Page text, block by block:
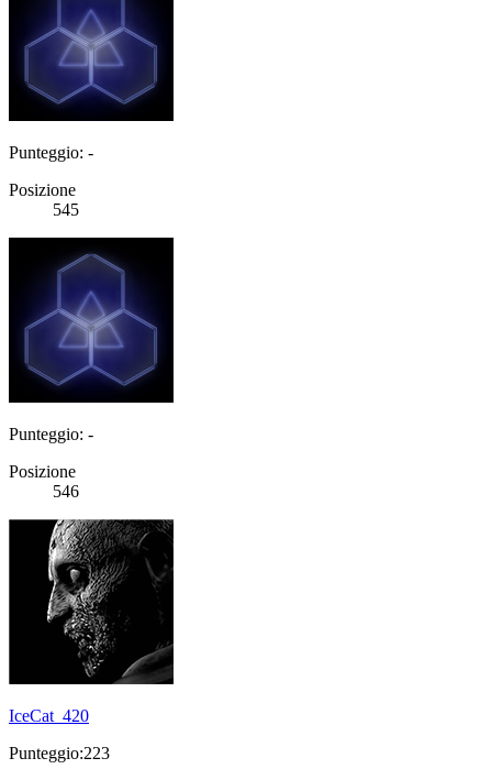
Punteggio: -
Posizione
545
Punteggio: -
Posizione
546
IceCat_420
Punteggio:223